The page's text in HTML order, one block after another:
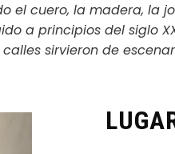
el cuero, la madera, la
a principios del siglo
sirvieron de